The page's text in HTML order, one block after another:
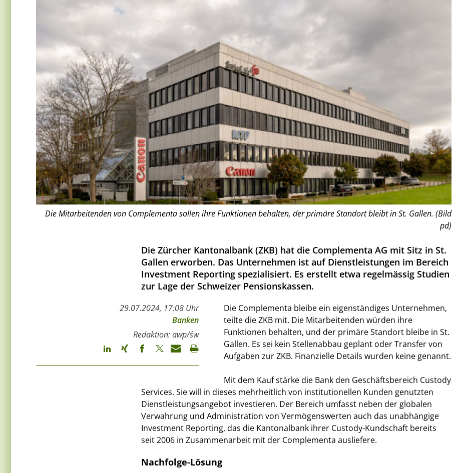
Die Mitarbeitenden von Complementa sollen ihre Funktionen behalten, der primäre Standort bleibt in St. Gallen. (Bild
pd)
Die Zürcher Kantonalbank (ZKB) hat die Complementa AG mit Sitz in St.
Gallen erworben. Das Unternehmen ist auf Dienstleistungen im Bereich
Investment Reporting spezialisiert. Es erstellt etwa regelmässig Studien
zur Lage der Schweizer Pensionskassen.
29.07.2024, 17:08 Uhr
Banken
Redaktion: awp/św
Die Complementa bleibe ein eigenständiges Unternehmen,
teilte die ZKB mit. Die Mitarbeitenden würden ihre
Funktionen behalten, und der primäre Standort bleibe in St.
Gallen. Es sei kein Stellenabbau geplant oder Transfer von
Aufgaben zur ZKB. Finanzielle Details wurden keine genannt.
Mit dem Kauf stärke die Bank den Geschäftsbereich Custody
Services. Sie will in dieses mehrheitlich von institutionellen Kunden genutzten
Dienstleistungsangebot investieren. Der Bereich umfasst neben der globalen
Verwahrung und Administration von Vermögenswerten auch das unabhängige
Investment Reporting, das die Kantonalbank ihrer Custody-Kundschaft bereits
seit 2006 in Zusammenarbeit mit der Complementa ausliefere.
Nachfolge-Lösung